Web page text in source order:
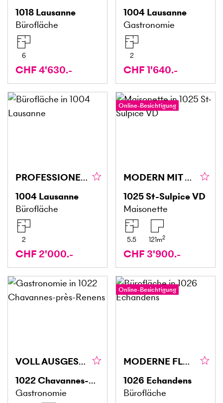
1018 Lausanne
Bürofläche
6
CHF 4'630.-
1004 Lausanne
Gastronomie
2
CHF 1'640.-
PROFESSIONELL, KOMFORTABEL UND VERNETZT
1004 Lausanne
Bürofläche
2
CHF 2'000.-
Online-Besichtigung
MODERN MIT SEEBLICK
1025St-Sulpice VD
Maisonette
5.5 121m2
CHF 3'900.-
VOLL AUSGESTATTET IN ZENTRALER LAGE
1022Chavannes-près-Renens
Gastronomie
Online-Besichtigung
MODERNE FLÄCHE
1026 Echandens
Bürofläche